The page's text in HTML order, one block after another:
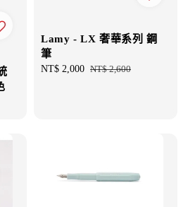
Lamy - LX 奢華系列 鋼
筆
Sale
NT$ 2,000 Regular
NT$ 2,600